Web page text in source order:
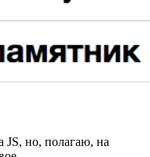
JS, но, полагаю, на